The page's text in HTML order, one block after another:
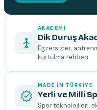
AKADEMI
Dik Duruş
Egzersizler,
kurtulma rehberi
MADE IN TÜRKIYE
Yerli ve Milli
Spor teknolojileri,